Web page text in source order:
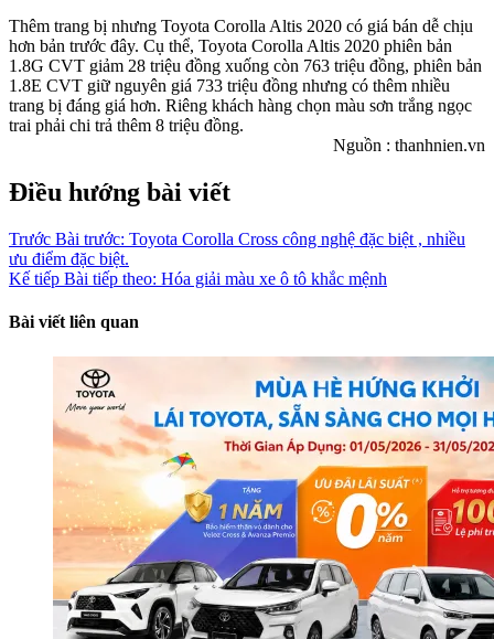
Thêm trang bị nhưng Toyota Corolla Altis 2020 có giá bán dễ chịu
hơn bản trước đây. Cụ thể, Toyota Corolla Altis 2020 phiên bản
1.8G CVT giảm 28 triệu đồng xuống còn 763 triệu đồng, phiên bản
1.8E CVT giữ nguyên giá 733 triệu đồng nhưng có thêm nhiều
trang bị đáng giá hơn. Riêng khách hàng chọn màu sơn trắng ngọc
trai phải chi trả thêm 8 triệu đồng.
Nguồn : thanhnien.vn
Điều hướng bài viết
Trước Bài trước: Toyota Corolla Cross công nghệ đặc biệt , nhiều
ưu điểm đặc biệt.
Kế tiếp Bài tiếp theo: Hóa giải màu xe ô tô khắc mệnh
Bài viết liên quan